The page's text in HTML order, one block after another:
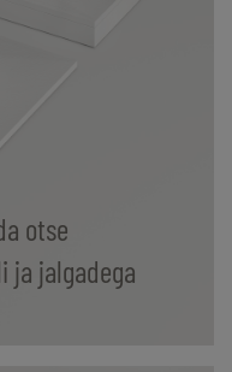
otse
ja jalgadega